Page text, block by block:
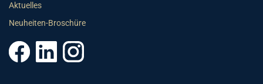
Aktuelles
Neuheiten-Broschüre